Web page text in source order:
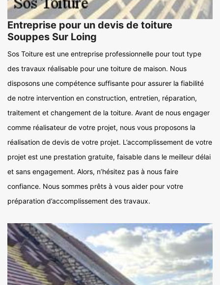
Entreprise pour un devis de toiture
Souppes Sur Loing
Sos Toiture est une entreprise professionnelle pour tout type
des travaux réalisable pour une toiture de maison. Nous
disposons une compétence suffisante pour assurer la fiabilité
de notre intervention en construction, entretien, réparation,
traitement et changement de la toiture. Avant de nous engager
comme réalisateur de votre projet, nous vous proposons la
réalisation de devis de votre projet. L’accomplissement de votre
projet est une prestation gratuite, faisable dans le meilleur délai
et sans engagement. Alors, n’hésitez pas à nous faire
confiance. Nous sommes prêts à vous aider pour votre
préparation d’accomplissement des travaux.